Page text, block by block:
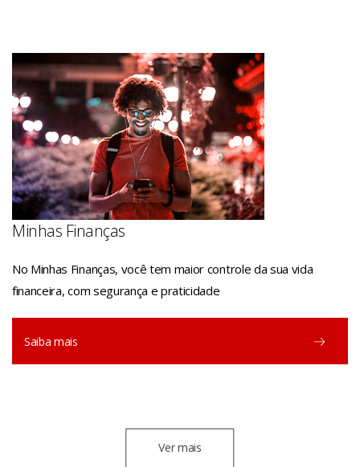
Minhas Finanças
No Minhas Finanças, você tem maior controle da sua vida
financeira, com segurança e praticidade
Saiba mais
Ver mais